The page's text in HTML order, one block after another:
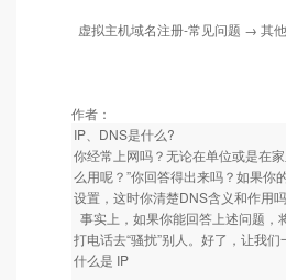
虚拟主机域名注册-常见问题 → 其
作者：
IP、DNS是什么?
你经常上网吗？无论在单位或是在
么用呢？”你回答得出来吗？如果
设置，这时你清楚DNS含义和作用
事实上，如果你能回答上述问题，
打电话去“骚扰”别人。好了，让我们
什么是 IP